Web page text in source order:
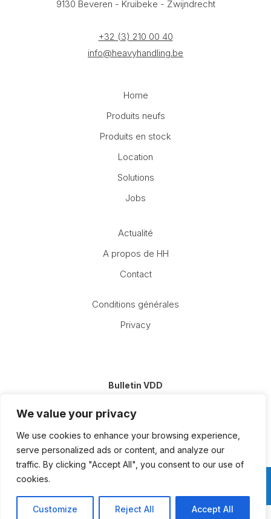
We value your privacy
We use cookies to enhance your browsing experience,
serve personalized ads or content, and analyze our
traffic. By clicking "Accept All", you consent to our use of
cookies.
Customize Reject All Accept All
9130 Beveren - Kruibeke - Zwijndrecht
+32 (3) 210 00 40
info@heavyhandling.be
Home
Produits neufs
Produits en stock
Location
Solutions
Jobs
Actualité
A propos de HH
Contact
Conditions générales
Privacy
Bulletin VDD
mail